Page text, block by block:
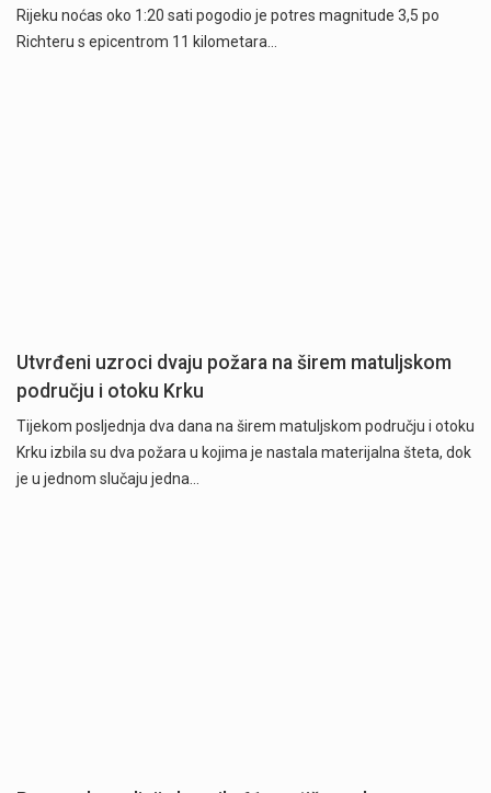
Rijeku noćas oko 1:20 sati pogodio je potres magnitude 3,5 po
Richteru s epicentrom 11 kilometara…
Utvrđeni uzroci dvaju požara na širem matuljskom
području i otoku Krku
Tijekom posljednja dva dana na širem matuljskom području i otoku
Krku izbila su dva požara u kojima je nastala materijalna šteta, dok
je u jednom slučaju jedna…